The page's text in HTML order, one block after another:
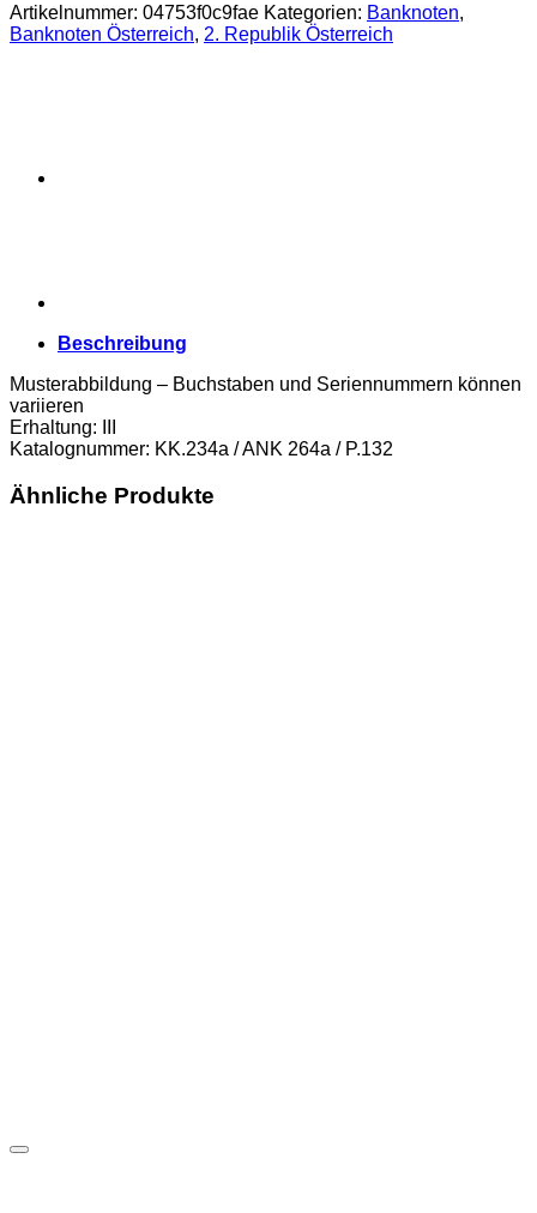
Artikelnummer: 04753f0c9fae Kategorien: Banknoten,
Banknoten Österreich, 2. Republik Österreich
Beschreibung
Musterabbildung – Buchstaben und Seriennummern können
variieren
Erhaltung: III
Katalognummer: KK.234a / ANK 264a / P.132
Ähnliche Produkte